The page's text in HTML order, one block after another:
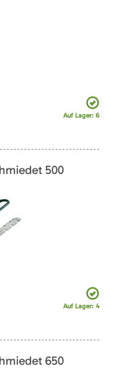
Auf Lager: 6
500
Auf Lager: 4
650